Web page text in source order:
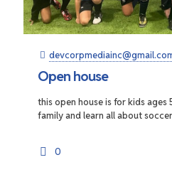
Open house
this open house is for kids ages
family and learn all about
0